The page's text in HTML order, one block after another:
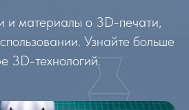
и материалы о 3D-печати,
Узнайте больше
3D-технологий.